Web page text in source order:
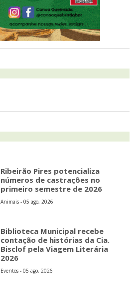
Ribeirão Pires potencializa
números de castrações no
primeiro semestre de 2026
Animais - 05 ago, 2026
Biblioteca Municipal recebe
contação de histórias da Cia.
Bisclof pela Viagem Literária
2026
Eventos - 05 ago, 2026